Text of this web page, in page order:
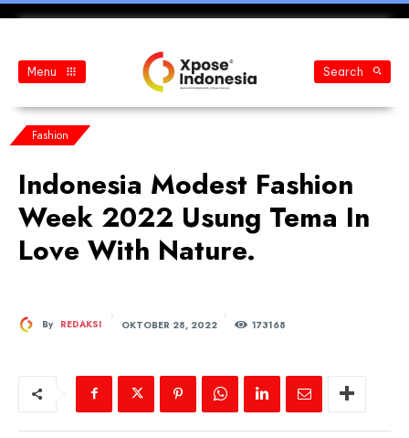
Menu Search
Fashion
Indonesia Modest Fashion
Week 2022 Usung Tema In
Love With Nature.
By REDAKSI OKTOBER 28, 2022 173168